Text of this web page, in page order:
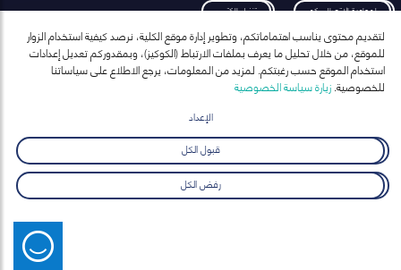
لمعاودة الاتصال بكم تنزيل الكتيب
انضم إلى قائمة مراسلاتنا
ارسال
لتقديم محتوى يناسب اهتماماتكم، وتطوير إدارة موقع الكلية، نرصد كيفية استخدام الزوار
للموقع، من خلال تحليل ما يعرف بملفات الارتباط (الكوكيز)، وبمقدوركم تعديل إعدادات
استخدام الموقع حسب رغبتكم. لمزيد من المعلومات، يرجع الاطلاع على سياساتنا
للخصوصية.زيارة سياسة الخصوصية
الإعداد
قبول الكل
رفض الكل